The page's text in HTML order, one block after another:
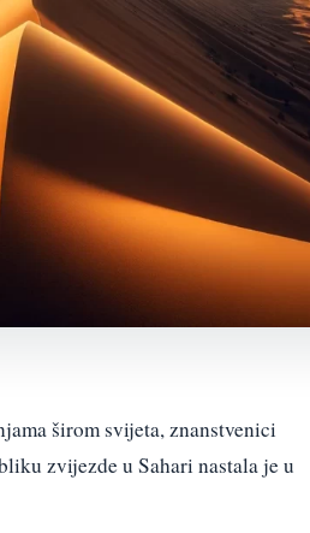
širom svijeta, znanstvenici
zvijezde u Sahari nastala je u